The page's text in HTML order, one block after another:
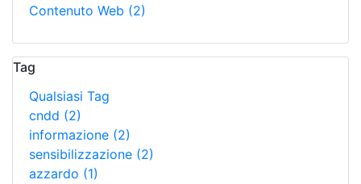
Contenuto Web (2)
Tag
Qualsiasi Tag
cndd (2)
informazione (2)
sensibilizzazione (2)
azzardo (1)